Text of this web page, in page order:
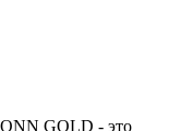
GOLD - это